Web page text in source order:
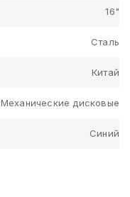
16"
Сталь
Китай
Механические дисковые
Синий